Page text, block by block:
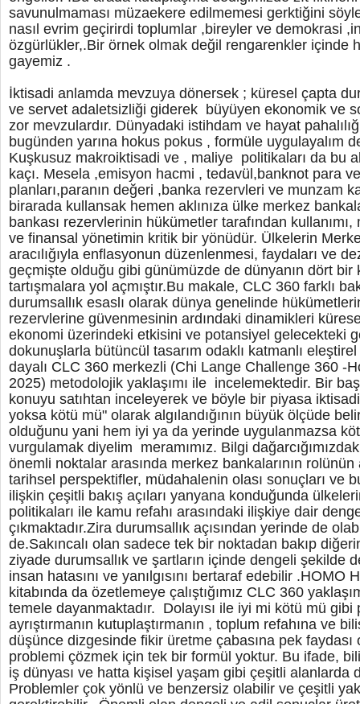
savunulmaması müzaekere edilmemesi gerktiğini
nasıl evrim geçirirdi toplumlar ,bireyler ve demokrasi
özgürlükler,.Bir örnek olmak değil rengarenkler içinde
gayemiz .
İktisadi anlamda mevzuya dönersek ; küresel çapta
ve servet adaletsizliği giderek büyüyen ekonomik ve
zor mevzulardır. Dünyadaki istihdam ve hayat
bugünden yarına hokus pokus , formüle uygulayalım
Kuşkusuz makroiktisadi ve , maliye politikaları da bu
kaçı. Mesela ,emisyon hacmi , tedavül,banknot para
planları,paranın değeri ,banka rezervleri ve munzam
birarada kullansak hemen aklınıza ülke merkez
bankası rezervlerinin hükümetler tarafından
ve finansal yönetimin kritik bir yönüdür. Ülkelerin
aracılığıyla enflasyonun düzenlenmesi, faydaları ve
geçmişte olduğu gibi günümüzde de dünyanın dört bir
tartışmalara yol açmıştır.Bu makale, CLC 360 farklı
durumsallık esaslı olarak dünya genelinde
rezervlerine güvenmesinin ardındaki dinamikleri
ekonomi üzerindeki etkisini ve potansiyel gelecekteki
dokunuşlarla bütüncül tasarım odaklı katmanlı
dayalı CLC 360 merkezli (Chi Lange Challenge 360 -
2025) metodolojik yaklaşımı ile incelemektedir. Bir
konuyu satıhtan inceleyerek ve böyle bir piyasa
yoksa kötü mü" olarak algılandığının büyük ölçüde
olduğunu yani hem iyi ya da yerinde uygulanmazsa
vurgulamak diyelim meramımız. Bilgi
önemli noktalar arasında merkez bankalarının
tarihsel perspektifler, müdahalenin olası sonuçları ve
ilişkin çeşitli bakış açıları yanyana konduğunda
politikaları ile kamu refahı arasındaki ilişkiye dair
çıkmaktadır.Zira durumsallık açısından yerinde de
de.Sakıncalı olan sadece tek bir noktadan bakıp
ziyade durumsallık ve şartların içinde dengeli şekilde
insan hatasını ve yanılgısını bertaraf edebilir .HOMO
kitabında da özetlemeye çalıştığımız CLC 360
temele dayanmaktadır. Dolayısı ile iyi mi kötü mü gibi
ayrıştırmanın kutuplaştırmanın , toplum refahına ve
düşünce dizgesinde fikir üretme çabasına pek faydası
problemi çözmek için tek bir formül yoktur. Bu ifade,
iş dünyası ve hatta kişisel yaşam gibi çeşitli alanlarda
Problemler çok yönlü ve benzersiz olabilir ve çeşitli